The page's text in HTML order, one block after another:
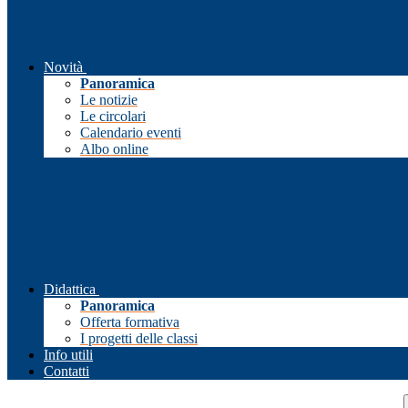
Novità
Panoramica
Le notizie
Le circolari
Calendario eventi
Albo online
Didattica
Panoramica
Offerta formativa
I progetti delle classi
Info utili
Contatti